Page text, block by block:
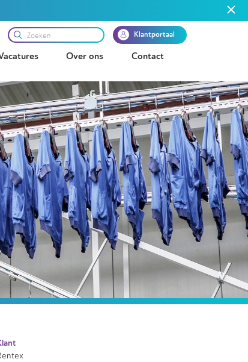
Klantportaal
Over ons Contact